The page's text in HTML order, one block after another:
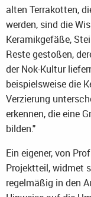
alten Terrakotten,
werden, sind die
Keramikgefäße,
Reste gestoßen,
der Nok-Kultur
beispielsweise die
Verzierung
erkennen, die eine
bilden."
Ein eigener, von
Projektteil, widmet
regelmäßig in den